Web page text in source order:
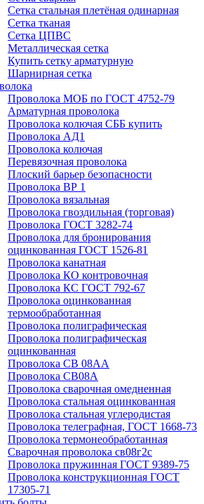
Сетка стальная плетёная одинарная
Сетка тканая
Сетка ЦПВС
Металлическая сетка
Купить сетку арматурную
Шарнирная сетка
Проволока МОБ по ГОСТ 4752-79
Арматурная проволока
Проволока колючая СББ купить
Проволока АД1
Проволока колючая
Перевязочная проволока
Плоский барьер безопасности
Проволока ВР 1
Проволока вязальная
Проволока гвоздильная (торговая)
Проволока ГОСТ 3282-74
Проволока для бронирования
оцинкованная ГОСТ 1526-81
Проволока канатная
Проволока КО контровочная
Проволока КС ГОСТ 792-67
Проволока оцинкованная
термообработанная
Проволока полиграфическая
Проволока полиграфическая
оцинкованная
Проволока СВ 08АА
Проволока СВ08А
Проволока сварочная омедненная
Проволока стальная оцинкованная
Проволока стальная углеродистая
Проволока телеграфная, ГОСТ 1668-73
Проволока термонеобработанная
Сварочная проволока св08г2с
Проволока пружинная ГОСТ 9389-75
Проволока конструкционная ГОСТ
17305-71